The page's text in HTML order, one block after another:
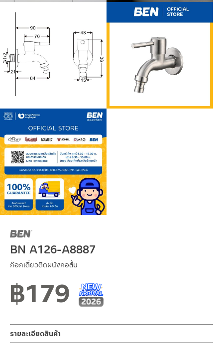
BN A126-A8887
ก๊อกเดี่ยวติดผนังคอสั้น
฿179
รายละเอียดสินค้า